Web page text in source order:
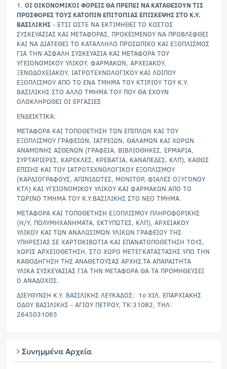
1. ΟΙ ΟΙΚΟΝΟΜΙΚΟΙ ΦΟΡΕΙΣ ΘΑ ΠΡΕΠΕΙ ΝΑ ΚΑΤΑΘΕΣΟΥΝ ΤΙΣ
ΠΡΟΣΦΟΡΕΣ ΤΟΥΣ ΚΑΤΟΠΙΝ ΕΠΙΤΟΠΙΑΣ ΕΠΙΣΚΕΨΗΣ ΣΤΟ Κ.Υ.
ΒΑΣΙΛΙΚΗΣ - ΕΤΣΙ ΩΣΤΕ ΝΑ ΕΚΤΙΜΗΘΕΙ ΤΟ ΚΟΣΤΟΣ
ΣΥΣΚΕΥΑΣΙΑΣ ΚΑΙ ΜΕΤΑΦΟΡΑΣ, ΠΡΟΚΕΙΜΕΝΟΥ ΝΑ ΠΡΟΒΛΕΦΘΕΙ
ΚΑΙ ΝΑ ΔΙΑΤΕΘΕΙ ΤΟ ΚΑΤΑΛΛΗΛΟ ΠΡΟΣΩΠΙΚΟ ΚΑΙ ΕΞΟΠΛΙΣΜΟΣ
ΓΙΑ ΤΗΝ ΑΣΦΑΛΗ ΣΥΣΚΕΥΑΣΙΑ ΚΑΙ ΜΕΤΑΦΟΡΑ ΤΟΥ
ΥΓΕΙΟΝΟΜΙΚΟΥ ΥΛΙΚΟΥ, ΦΑΡΜΑΚΩΝ, ΑΡΧΕΙΑΚΟΥ,
ΞΕΝΟΔΟΧΕΙΑΚΟΥ, ΙΑΤΡΟΤΕΧΝΟΛΟΓΙΚΟΥ ΚΑΙ ΛΟΙΠΟΥ
ΕΞΟΠΛΙΣΜΟΥ ΑΠΟ ΤΟ ΕΝΑ ΤΜΗΜΑ ΤΟΥ ΚΤΙΡΙΟΥ ΤΟΥ Κ.Υ.
ΒΑΣΙΛΙΚΗΣ ΣΤΟ ΑΛΛΟ ΤΜΗΜΑ ΤΟΥ ΠΟΥ ΘΑ ΕΧΟΥΝ
ΟΛΟΚΛΗΡΩΘΕΙ ΟΙ ΕΡΓΑΣΙΕΣ
ΕΝΔΕΙΚΤΙΚΑ:
ΜΕΤΑΦΟΡΑ ΚΑΙ ΤΟΠΟΘΕΤΗΣΗ ΤΩΝ ΕΠΙΠΛΩΝ ΚΑΙ ΤΟΥ
ΕΞΟΠΛΙΣΜΟΥ ΓΡΑΦΕΙΩΝ, ΙΑΤΡΕΙΩΝ, ΘΑΛΑΜΩΝ ΚΑΙ ΧΩΡΩΝ
ΑΝΑΜΟΝΗΣ ΑΣΘΕΝΩΝ (ΓΡΑΦΕΙΑ, ΒΙΒΛΙΟΘΗΚΕΣ, ΕΡΜΑΡΙΑ,
ΣΥΡΤΑΡΙΕΡΕΣ, ΚΑΡΕΚΛΕΣ, ΚΡΕΒΑΤΙΑ, ΚΑΝΑΠΕΔΕΣ, ΚΛΠ), ΚΑΘΩΣ
ΕΠΙΣΗΣ ΚΑΙ ΤΟΥ ΙΑΤΡΟΤΕΧΝΟΛΟΓΙΚΟΥ ΕΞΟΠΛΙΣΜΟΥ
(ΚΑΡΔΙΟΓΡΑΦΟΥΣ, ΑΠΙΝΙΔΩΤΕΣ, ΜΟΝΙΤΟΡ, ΦΙΑΛΕΣ ΟΞΥΓΟΝΟΥ
ΚΤΛ) ΚΑΙ ΥΓΕΙΟΝΟΜΙΚΟΥ ΥΛΙΚΟΥ ΚΑΙ ΦΑΡΜΑΚΩΝ ΑΠΟ ΤΟ
ΤΩΡΙΝΟ ΤΜΗΜΑ ΤΟΥ Κ.Υ.ΒΑΣΙΛΙΚΗΣ ΣΤΟ ΝΕΟ ΤΜΗΜΑ.
ΜΕΤΑΦΟΡΑ ΚΑΙ ΤΟΠΟΘΕΤΗΣΗ ΕΞΟΠΛΙΣΜΟΥ ΠΛΗΡΟΦΟΡΙΚΗΣ
(Η/Υ, ΠΟΛΥΜΗΧΑΝΗΜΑΤΑ, ΕΚΤΥΠΩΤΕΣ, ΚΛΠ), ΑΡΧΕΙΑΚΟΥ
ΥΛΙΚΟΥ ΚΑΙ ΤΩΝ ΑΝΑΛΩΣΙΜΩΝ ΥΛΙΚΩΝ ΓΡΑΦΕΙΟΥ ΤΗΣ
ΥΠΗΡΕΣΙΑΣ ΣΕ ΧΑΡΤΟΚΙΒΩΤΙΑ ΚΑΙ ΕΠΑΝΑΤΟΠΟΘΕΤΗΣΗ ΤΟΥΣ,
ΧΩΡΙΣ ΑΡΧΕΙΟΘΕΤΗΣΗ, ΣΤΟ ΧΩΡΟ ΜΕΤΕΓΚΑΤΑΣΤΑΣΗΣ ΥΠΟ ΤΗΝ
ΚΑΘΟΔΗΓΗΣΗ ΤΗΣ ΑΝΑΘΕΤΟΥΣΑΣ ΑΡΧΗΣ.ΤΑ ΑΠΑΡΑΙΤΗΤΑ
ΥΛΙΚΑ ΣΥΣΚΕΥΑΣΙΑΣ ΓΙΑ ΤΗΝ ΜΕΤΑΦΟΡΑ ΘΑ ΤΑ ΠΡΟΜΗΘΕΥΣΕΙ
Ο ΑΝΑΔΟΧΟΣ.
ΔΙΕΥΘΥΝΣΗ Κ.Υ. ΒΑΣΙΛΙΚΗΣ ΛΕΥΚΑΔΟΣ: 1ο ΧΙΛ. ΕΠΑΡΧΙΑΚΗΣ
ΟΔΟΥ ΒΑΣΙΛΙΚΗΣ - ΑΓΙΟΥ ΠΕΤΡΟΥ, ΤΚ:31082, ΤΗΛ:
2645031065
Συνημμένα Αρχεία